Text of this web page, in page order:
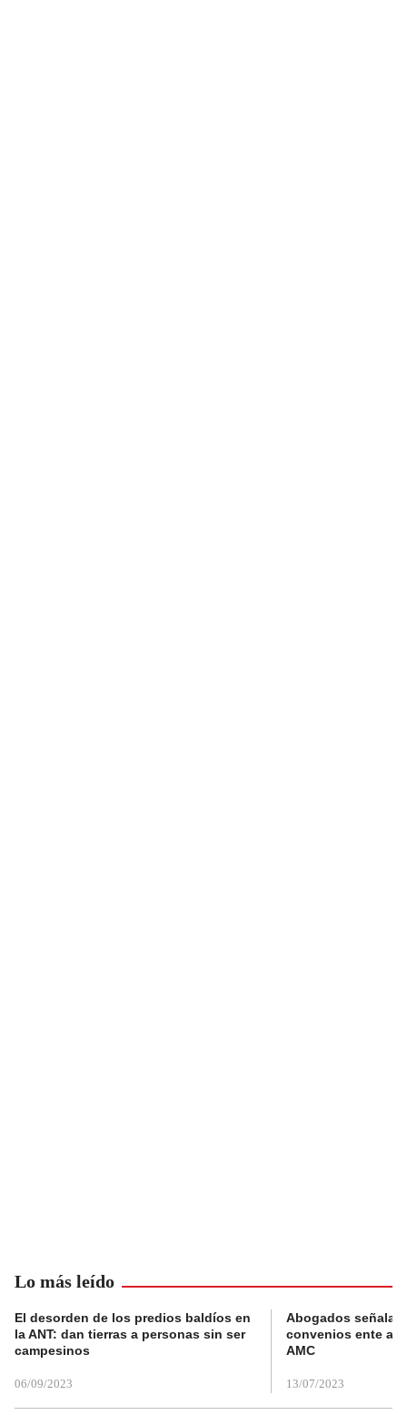
Lo más leído
El desorden de los predios baldíos en
la ANT: dan tierras a personas sin ser
campesinos
06/09/2023
Abogados
convenios ente
AMC
13/07/2023